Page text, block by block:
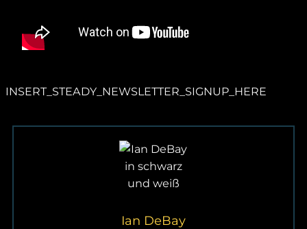
INSERT_STEADY_NEWSLETTER_SIGNUP_HERE
Ian DeBay